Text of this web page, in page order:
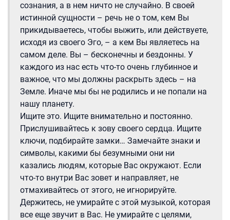
сознания, а в нем ничто не случайно. В своей
истинной сущности – речь не о том, кем Вы
прикидываетесь, чтобы выжить, или действуете,
исходя из своего Эго, – а кем Вы являетесь на
самом деле. Вы – бесконечны и бездонны. У
каждого из нас есть что-то очень глубинное и
важное, что мы должны раскрыть здесь – на
Земле. Иначе мы бы не родились и не попали на
нашу планету.
Ищите это. Ищите внимательно и постоянно.
Прислушивайтесь к зову своего сердца. Ищите
ключи, подбирайте замки… Замечайте знаки и
символы, какими бы безумными они ни
казались людям, которые Вас окружают. Если
что-то внутри Вас зовет и направляет, не
отмахивайтесь от этого, не игнорируйте.
Держитесь, не умирайте с этой музыкой, которая
все еще звучит в Вас. Не умирайте с целями,